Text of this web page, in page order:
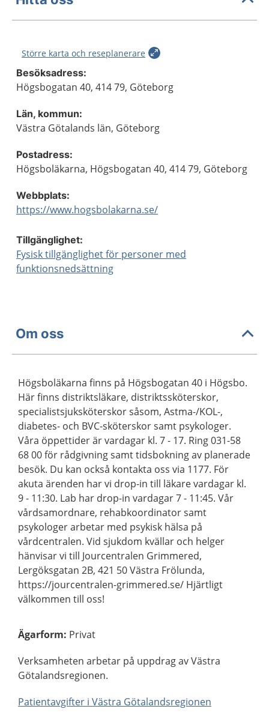
Större karta och reseplanerare
Besöksadress:
Högsbogatan 40, 414 79, Göteborg
Län, kommun:
Västra Götalands län, Göteborg
Postadress:
Högsboläkarna, Högsbogatan 40, 414 79, Göteborg
Webbplats:
https://www.hogsbolakarna.se/
Tillgänglighet:
Fysisk tillgänglighet för personer med
funktionsnedsättning
Om oss
Högsboläkarna finns på Högsbogatan 40 i Högsbo.
Här finns distriktsläkare, distriktssköterskor,
specialistsjuksköterskor såsom, Astma-/KOL-,
diabetes- och BVC-sköterskor samt psykologer.
Våra öppettider är vardagar kl. 7 - 17. Ring 031-58
68 00 för rådgivning samt tidsbokning av planerade
besök. Du kan också kontakta oss via 1177. För
akuta ärenden har vi drop-in till läkare vardagar kl.
9 - 11:30. Lab har drop-in vardagar 7 - 11:45. Vår
vårdsamordnare, rehabkoordinator samt
psykologer arbetar med psykisk hälsa på
vårdcentralen. Vid sjukdom kvällar och helger
hänvisar vi till Jourcentralen Grimmered,
Lergöksgatan 2B, 421 50 Västra Frölunda,
https://jourcentralen-grimmered.se/ Hjärtligt
välkommen till oss!
Ägarform: Privat
Verksamheten arbetar på uppdrag av Västra
Götalandsregionen.
Patientavgifter i Västra Götalandsregionen